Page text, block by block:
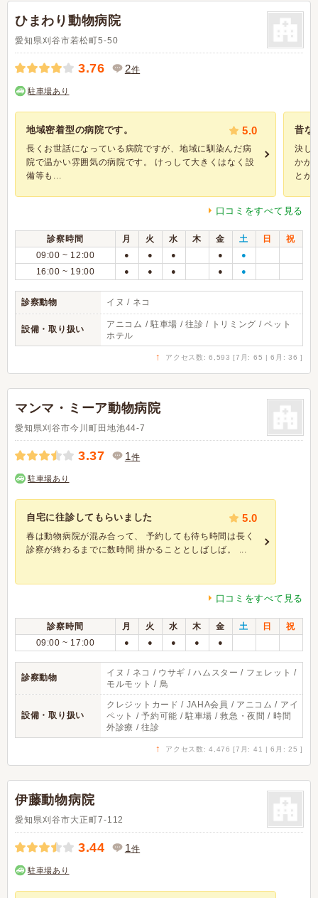
ひまわり動物病院
愛知県刈谷市若松町5-50
3.76 2件
駐車場あり
地域密着型の病院です。 5.0
長くお世話になっている病院ですが、地域に馴染んだ病
院で温かい雰囲気の病院です。 けっして大きくはなく設
備等も...
昔な
決し
かか
とが
口コミをすべて見る
診察時間 月 火 水 木 金 土 日
祝
09:00 ~ 12:00
● ● ● ● ●
16:00 ~ 19:00 ● ● ● ● ●
診察動物 イヌ / ネコ
設備・取り扱い
アニコム / 駐車場 / 往診 / トリミング / ペット
ホテル
↑ アクセス数: 6,593 [7月: 65 | 6月: 36 ]
マンマ・ミーア動物病院
愛知県刈谷市今川町田地池44-7
3.37 1件
駐車場あり
自宅に往診してもらいました 5.0
春は動物病院が混み合って、 予約しても待ち時間は長く
診察が終わるまでに数時間 掛かることとしばしば。 ...
口コミをすべて見る
診察時間 月 火 水 木 金 土 日
祝
09:00 ~ 17:00
● ● ● ● ●
診察動物
イヌ / ネコ / ウサギ / ハムスター / フェレット /
モルモット / 鳥
設備・取り扱い
クレジットカード / JAHA会員 / アニコム / アイ
ペット / 予約可能 / 駐車場 / 救急・夜間 / 時間
外診療 / 往診
↑ アクセス数: 4,476 [7月: 41 | 6月: 25 ]
伊藤動物病院
愛知県刈谷市大正町7-112
3.44 1件
駐車場あり